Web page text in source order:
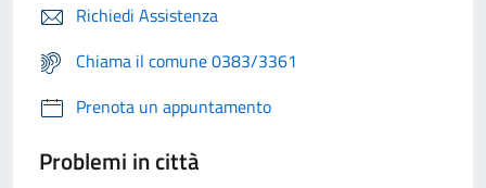
Richiedi Assistenza
Chiama il comune 0383/3361
Prenota un appuntamento
Problemi in città